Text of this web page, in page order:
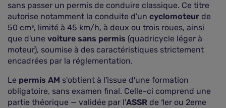
sans passer un permis de conduire classique. Ce titre
autorise notamment la conduite d'un cyclomoteur de
50 cm³, limité à 45 km/h, à deux ou trois roues, ainsi
que d'une voiture sans permis (quadricycle léger à
moteur), soumise à des caractéristiques strictement
encadrées par la réglementation.
Le permis AM s'obtient à l'issue d'une formation
obligatoire, sans examen final. Celle-ci comprend une
partie théorique — validée par l'ASSR de 1er ou 2eme